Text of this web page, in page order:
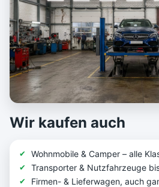
Wir kaufen auch
Wohnmobile & Camper – alle
Transporter & Nutzfahrzeuge
Firmen- & Lieferwagen, auch